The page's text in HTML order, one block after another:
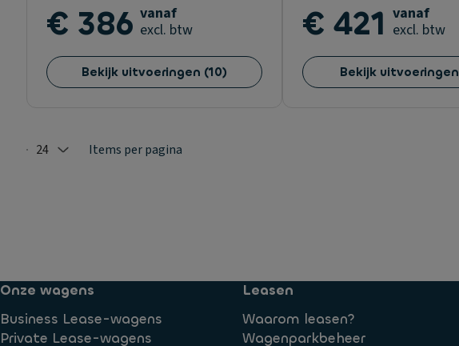
€ 386 vanaf
excl. btw
Bekijk uitvoeringen (10)
€ 421 vanaf
excl. btw
Bekijk uitvoeringen
Selected: 24
24 Items per pagina
Onze wagens
Business Lease-wagens
Private Lease-wagens
Leasen
Waarom leasen?
Wagenparkbeheer